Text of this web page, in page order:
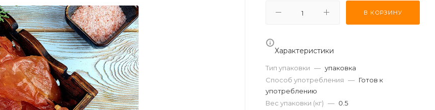
В КОРЗИНУ
Характеристики
Тип упаковки — упаковка
Способ употребления — Готов к
употреблению
Вес упаковки (кг) — 0.5